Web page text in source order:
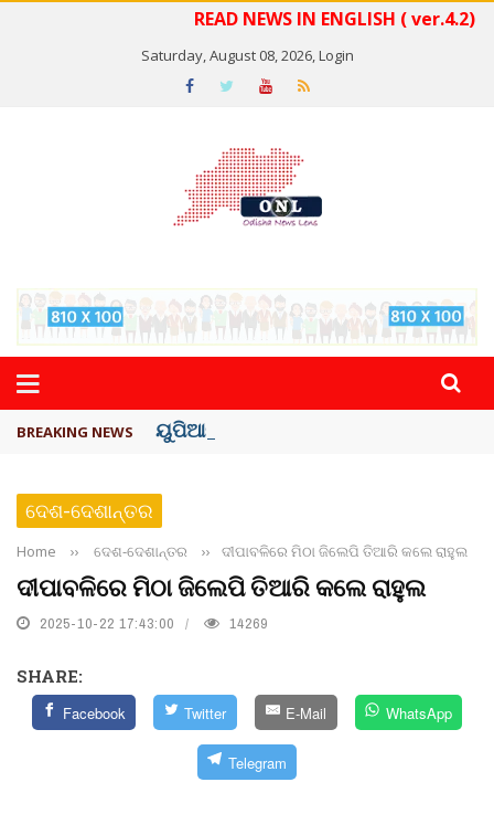
READ NEWS IN ENGLISH ( ver.4.2)
Saturday, August 08, 2026,Login
BREAKING NEWS ୟୁପିଆଇ ଓ ଅନ୍ୟାନ୍ୟ ଡିଜିଟାଲ୍ ନେଣଦେଣ ...
ଦେଶ-ଦେଶାନ୍ତର
Home ›› ଦେଶ-ଦେଶାନ୍ତର ›› ଦୀପାବଳିରେ ମିଠା ଜିଲେପି ତିଆରି କଲେ ରାହୁଲ
ଦୀପାବଳିରେ ମିଠା ଜିଲେପି ତିଆରି କଲେ ରାହୁଲ
2025-10-22 17:43:00 14269
SHARE:
Facebook Twitter E-Mail WhatsApp
Telegram